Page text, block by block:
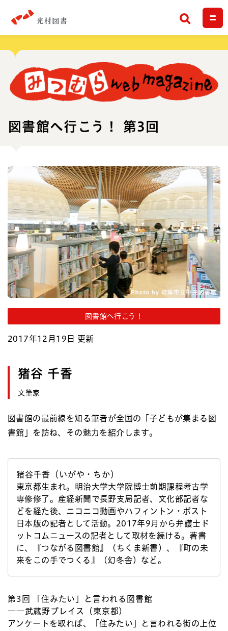
検索
図書館へ行こう！ 第3回
図書館へ行こう！
2017年12月19日 更新
猪谷 千香
文筆家
図書館の最前線を知る筆者が全国の「子どもが集まる図
書館」を訪ね、その魅力を紹介します。
猪谷千香（いがや・ちか）
東京都生まれ。明治大学大学院博士前期課程考古学
専修修了。産経新聞で長野支局記者、文化部記者な
どを経た後、ニコニコ動画やハフィントン・ポスト
日本版の記者として活動。2017年9月から弁護士ド
ットコムニュースの記者として取材を続ける。著書
に、『つながる図書館』（ちくま新書）、『町の未
来をこの手でつくる』（幻冬舎）など。
第3回
「住みたい」と言われる図書館
――武蔵野プレイス（東京都）
アンケートを取れば、「住みたい」と言われる街の上位